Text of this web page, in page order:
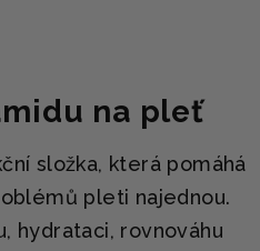
na pleť
složka, která pomáhá
pleti najednou.
hydrataci, rovnováhu